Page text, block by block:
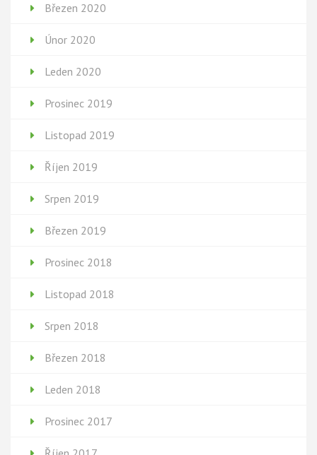
Březen 2020
Únor 2020
Leden 2020
Prosinec 2019
Listopad 2019
Říjen 2019
Srpen 2019
Březen 2019
Prosinec 2018
Listopad 2018
Srpen 2018
Březen 2018
Leden 2018
Prosinec 2017